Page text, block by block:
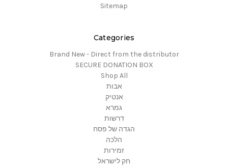
Sitemap
Categories
Brand New - Direct from the distributor
SECURE DONATION BOX
Shop All
אבות
אנטיק
גמרא
דרשות
הגדה של פסח
הלכה
זמירות
חק לישראל